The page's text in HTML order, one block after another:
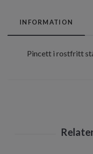
INFORMATION
Pincett i rostfritt